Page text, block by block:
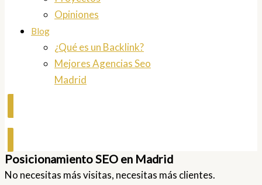
Opiniones
Blog
¿Qué es un Backlink?
Mejores Agencias Seo
Madrid
Posicionamiento SEO en Madrid
No necesitas más visitas, necesitas más clientes.